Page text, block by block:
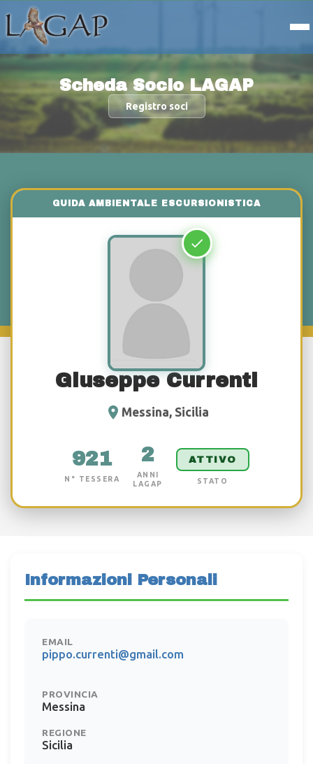
Scheda Socio LAGAP
Registro soci
Giuseppe Currenti
Messina, Sicilia
921
N° TESSERA
2
ANNI
LAGAP
ATTIVO
STATO
Informazioni Personali
EMAIL
pippo.currenti@gmail.com
PROVINCIA
Messina
REGIONE
Sicilia